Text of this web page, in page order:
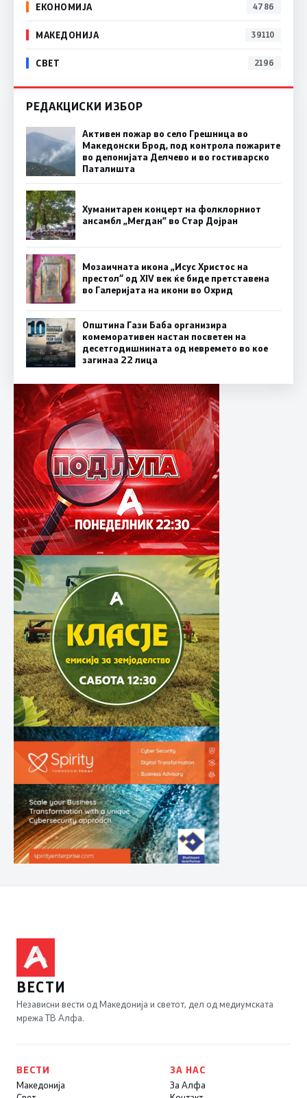
ЕКОНОМИЈА 4786
МАКЕДОНИЈА 39110
СВЕТ 2196
РЕДАКЦИСКИ ИЗБОР
Активен пожар во село Грешница во
Македонски Брод, под контрола пожарите
во депонијата Делчево и во гостиварско
Паталишта
Хуманитарен концерт на фолклорниот
ансамбл „Мегдан” во Стар Дојран
Мозаичната икона „Исус Христос на
престол“ од XIV век ќе биде претставена
во Галеријата на икони во Охрид
Општина Гази Баба организира
комеморативен настан посветен на
десетгодишнината од невремето во кое
загинаа 22 лица
ВЕСТИ
Независни вести од Македонија и светот, дел од медиумската
мрежа ТВ Алфа.
ВЕСТИ
Македонија
ЗА НАС
За Алфа